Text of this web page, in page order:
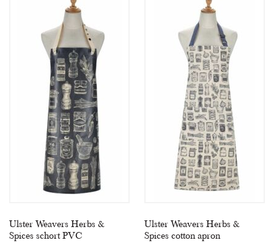
Ulster Weavers Herbs &
Spices schort PVC
Ulster Weavers Herbs &
Spices cotton apron